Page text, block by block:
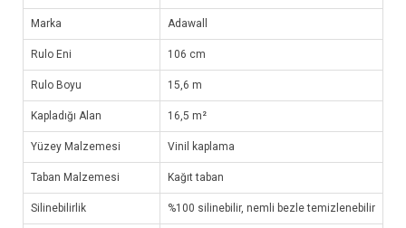
Marka Adawall
Rulo Eni 106 cm
Rulo Boyu 15,6 m
Kapladığı Alan 16,5 m²
Yüzey Malzemesi Vinil kaplama
Taban Malzemesi Kağıt taban
Silinebilirlik %100 silinebilir, nemli bezle temizlenebilir